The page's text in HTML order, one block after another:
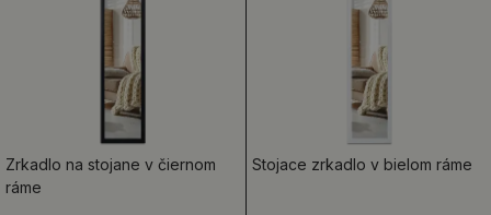
Zrkadlo na stojane v čiernom
ráme
Stojace zrkadlo v bielom ráme